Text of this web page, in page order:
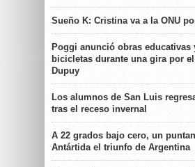
Sueño K: Cristina va a la ONU
Poggi anunció obras educativas
bicicletas durante una gira por
Dupuy
Los alumnos de San Luis
tras el receso invernal
A 22 grados bajo cero, un
Antártida el triunfo de Argentina